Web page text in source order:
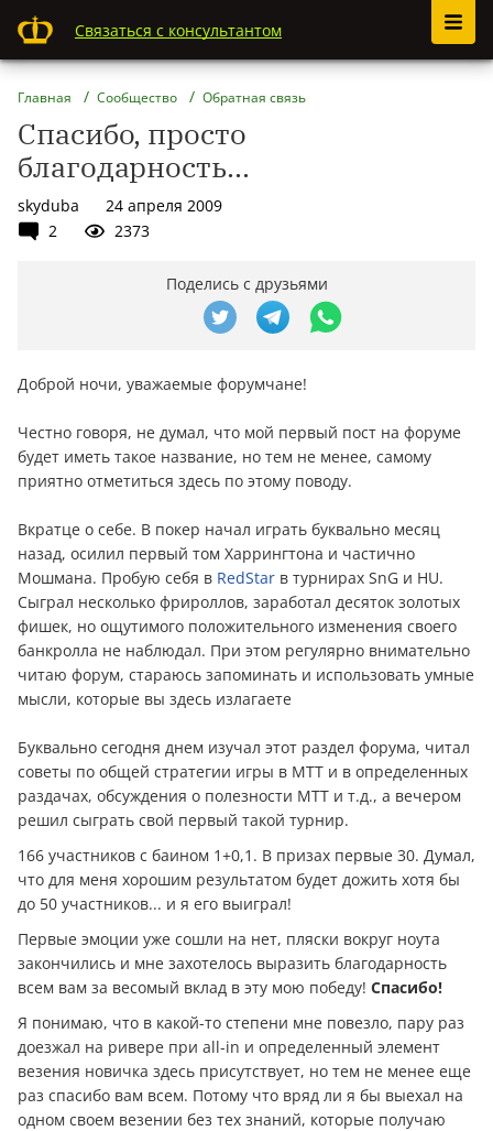
Связаться с консультантом
Главная Сообщество Обратная связь
Спасибо, просто
благодарность...
skyduba
24 апреля 2009
2
2373
Поделись с друзьями
Доброй ночи, уважаемые форумчане!
Честно говоря, не думал, что мой первый пост на форуме
будет иметь такое название, но тем не менее, самому
приятно отметиться здесь по этому поводу.
Вкратце о себе. В покер начал играть буквально месяц
назад, осилил первый том Харрингтона и частично
Мошмана. Пробую себя в RedStar в турнирах SnG и HU.
Сыграл несколько фрироллов, заработал десяток золотых
фишек, но ощутимого положительного изменения своего
банкролла не наблюдал. При этом регулярно внимательно
читаю форум, стараюсь запоминать и использовать умные
мысли, которые вы здесь излагаете
Буквально сегодня днем изучал этот раздел форума, читал
советы по общей стратегии игры в MTT и в определенных
раздачах, обсуждения о полезности MTT и т.д., а вечером
решил сыграть свой первый такой турнир.
166 участников с баином 1+0,1. В призах первые 30. Думал,
что для меня хорошим результатом будет дожить хотя бы
до 50 участников... и я его выиграл!
Первые эмоции уже сошли на нет, пляски вокруг ноута
закончились и мне захотелось выразить благодарность
всем вам за весомый вклад в эту мою победу! Спасибо!
Я понимаю, что в какой-то степени мне повезло, пару раз
доезжал на ривере при all-in и определенный элемент
везения новичка здесь присутствует, но тем не менее еще
раз спасибо вам всем. Потому что вряд ли я бы выехал на
одном своем везении без тех знаний, которые получаю